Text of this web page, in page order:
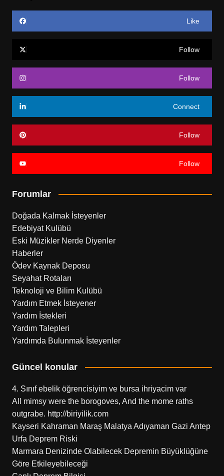
Like
Follow
Follow
Connect
Follow
Follow
Forumlar
Doğada Kalmak İsteyenler
Edebiyat Kulübü
Eski Müzikler Nerde Diyenler
Haberler
Ödev Kaynak Deposu
Seyahat Rotaları
Teknoloji ve Bilim Kulübü
Yardım Etmek İsteyener
Yardım İstekleri
Yardım Talepleri
Yardımda Bulunmak İsteyenler
Güncel konular
4. Sınıf ebelik öğrencisiyim ve bursa ihriyacim var
All mimsy were the borogoves, And the mome raths
outgrabe. http://biriyilik.com
Kayseri Kahraman Maraş Malatya Adıyaman Gazi Antep
Urfa Deprem Riski
Marmara Denizinde Olabilecek Depremin Büyüklüğüne
Göre Etkileyebileceği